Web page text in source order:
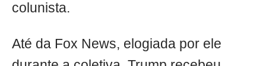
colunista.
Até da Fox News, elogiada por ele